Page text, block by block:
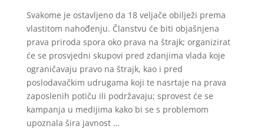
Svakome je ostavljeno da 18 veljače obilježi prema
vlastitom nahođenju. Članstvu će biti objašnjena
prava priroda spora oko prava na štrajk; organizirat
će se prosvjedni skupovi pred zdanjima vlada koje
ograničavaju pravo na štrajk, kao i pred
poslodavačkim udrugama koji te nasrtaje na prava
zaposlenih potiču ili podržavaju; sprovest će se
kampanja u medijima kako bi se s problemom
upoznala šira javnost …